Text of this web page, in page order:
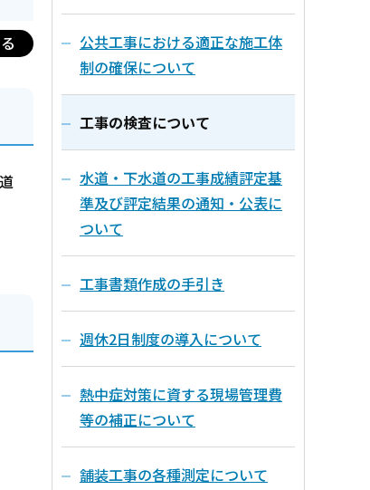
公共工事における適正な施工体
制の確保について
工事の検査について
水道・下水道の工事成績評定基
準及び評定結果の通知・公表に
ついて
工事書類作成の手引き
週休2日制度の導入について
熱中症対策に資する現場管理費
等の補正について
舗装工事の各種測定について